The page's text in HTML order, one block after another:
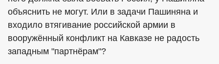
объяснить не могут. Или в задачи Пашиняна и
входило втягивание российской армии в
вооружённый конфликт на Кавказе не радость
западным "партнёрам"?